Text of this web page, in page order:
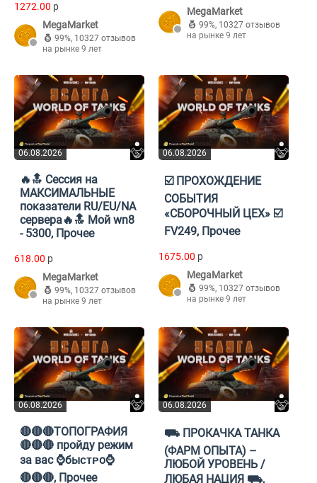
1272.00 p
MegaMarket
99%, 10327 отзывов
на рынке 9 лет
MegaMarket
99%, 10327 отзывов
на рынке 9 лет
06.08.2026
🔥🔝 Сессия на
МАКСИМАЛЬНЫЕ
показатели RU/EU/NA
сервера🔥🔝 Мой wn8
- 5300, Прочее
618.00 p
MegaMarket
99%, 10327 отзывов
на рынке 9 лет
06.08.2026
☑️ ПРОХОЖДЕНИЕ
СОБЫТИЯ
«СБОРОЧНЫЙ ЦЕХ» ☑️
FV249, Прочее
1675.00 p
MegaMarket
99%, 10327 отзывов
на рынке 9 лет
06.08.2026
🔴🔴🔴ТОПОГРАФИЯ
🔴🔴🔴 пройду режим
за вас ⌚️быᴄᴛᴩо⌚️
🔴🔴🔴, Прочее
06.08.2026
⛟ ПРОКАЧКА ТАНКА
(ФАРМ ОПЫТА) –
ЛЮБОЙ УРОВЕНЬ /
ЛЮБАЯ НАЦИЯ ⛟,